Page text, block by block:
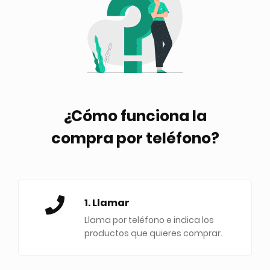
¿Cómo funciona la
compra por teléfono?
1. Llamar
Llama por teléfono e indica los
productos que quieres comprar.